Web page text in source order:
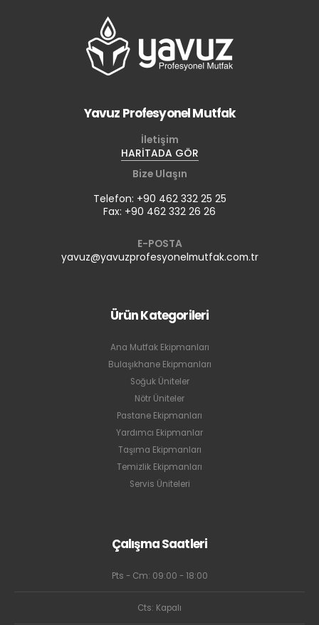
Yavuz Profesyonel Mutfak
İletişim
HARİTADA GÖR
Bize Ulaşın
Telefon: +90 462 332 25 25
Fax: +90 462 332 26 26
E-POSTA
yavuz@yavuzprofesyonelmutfak.com.tr
Ürün Kategorileri
Ana Mutfak Ekipmanları
Bulaşıkhane Ekipmanları
Soğuk Üniteler
Nötr Üniteler
Pastane Ekipmanları
Yardımcı Ekipmanlar
Taşıma Ekipmanları
Temizlik Ekipmanları
Servis Üniteleri
Çalışma Saatleri
Pts - Cm: 09:00 - 18:00
Cts: Kapalı